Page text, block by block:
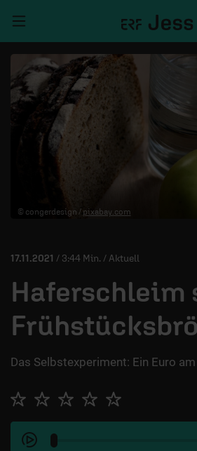
TALKWERK
REPORTAGE
DEINE APP
MITMACHEN
ÜBER UNS
© congerdesign /pixabay.com
17.11.2021 / 3:44 Min. / Aktuell
Haferschleim
Das Selbstexperiment: Ein Euro am